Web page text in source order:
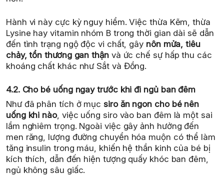
Hành vi này cực kỳ nguy hiểm. Việc thừa Kẽm, thừa
Lysine hay vitamin nhóm B trong thời gian dài sẽ dẫn
đến tình trạng ngộ độc vi chất, gây nôn mửa, tiêu
chảy, tổn thương gan thậnvà ức chế sự hấp thu các
khoáng chất khác như Sắt và Đồng.
4.2. Cho bé uống ngay trước khi đi ngủ ban đêm
Như đã phân tích ở mụcsiro ăn ngon cho bé nên
uống khi nào, việc uống siro vào ban đêm là một sai
lầm nghiêm trọng. Ngoài việc gây ảnh hưởng đến
men răng, lượng đường chuyển hóa muộn có thể làm
tăng insulin trong máu, khiến hệ thần kinh của bé bị
kích thích, dẫn đến hiện tượng quấy khóc ban đêm,
ngủ không sâu giấc.